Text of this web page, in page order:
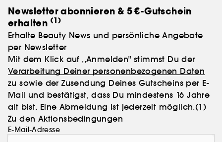
Newsletter abonnieren & 5 €-Gutschein
erhalten (1)
Erhalte Beauty News und persönliche Angebote
per Newsletter
Mit dem Klick auf ,,Anmelden" stimmst Du der
Verarbeitung Deiner personenbezogenen Daten
zu sowie der Zusendung Deines Gutscheins per E-
Mail und bestätigst, dass Du mindestens 16 Jahre
alt bist. Eine Abmeldung ist jederzeit möglich.(1)
Zu den Aktionsbedingungen
E-Mail-Adresse